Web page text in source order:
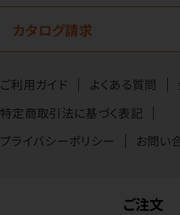
カタログ請求
ご利用ガイド よくある質問
特定商取引法に基づく表記
プライバシーポリシー
お問い
ご注文